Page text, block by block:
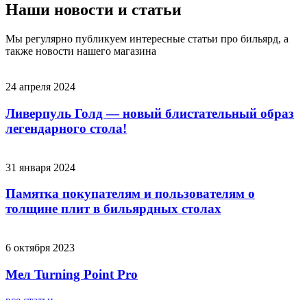
Наши новости и статьи
Мы регулярно публикуем интересные статьи про бильярд, а
также новости нашего магазина
24 апреля 2024
Ливерпуль Голд — новый блистательный образ
легендарного стола!
31 января 2024
Памятка покупателям и пользователям о
толщине плит в бильярдных столах
6 октября 2023
Мел Turning Point Pro